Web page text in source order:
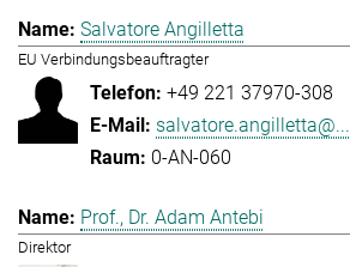
Salvatore Angilletta
EU Verbindungsbeauftragter
+49 221 37970-308
salvatore.angilletta@...
0-AN-060
Prof., Dr. Adam Antebi
Direktor